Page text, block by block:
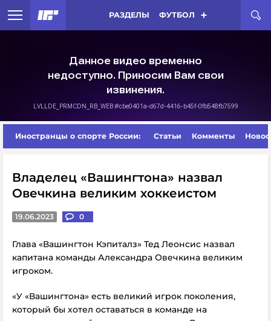
РАЗДЕЛЫ ФУТБОЛ
Иностранцы о спорте России: Статьи Комменты
Владелец «Вашингтона» назвал
Овечкина великим хоккеистом
19.06.2023 0
Глава «Вашингтон Кэпиталз» Тед Леонсис назвал
капитана команды Александра Овечкина великим
игроком.
«У «Вашингтона» есть великий игрок поколения,
который бы хотел оставаться в команде на